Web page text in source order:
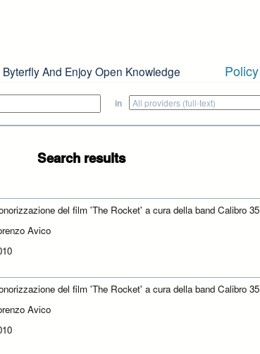
And Enjoy Open Knowledge Policy
in
Search results
del film 'The Rocket' a cura della band Calibro 35
Avico
del film 'The Rocket' a cura della band Calibro 35
Avico